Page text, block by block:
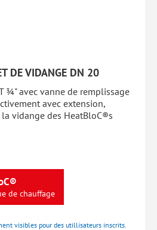
DE VIDANGE DN 20
¾" avec vanne de remplissage
avec extension,
vidange des HeatBloC®s
de chauffage
visibles pour des utillisateurs inscrits.